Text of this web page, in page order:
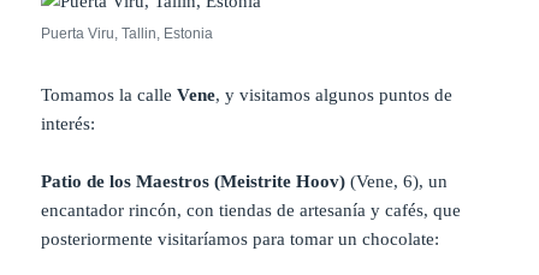
Puerta Viru, Tallin, Estonia
Tomamos la calleVene, y visitamos algunos puntos de
interés:
Patio de los Maestros (Meistrite Hoov) (Vene, 6), un
encantador rincón, con tiendas de artesanía y cafés, que
posteriormente visitaríamos para tomar un chocolate: